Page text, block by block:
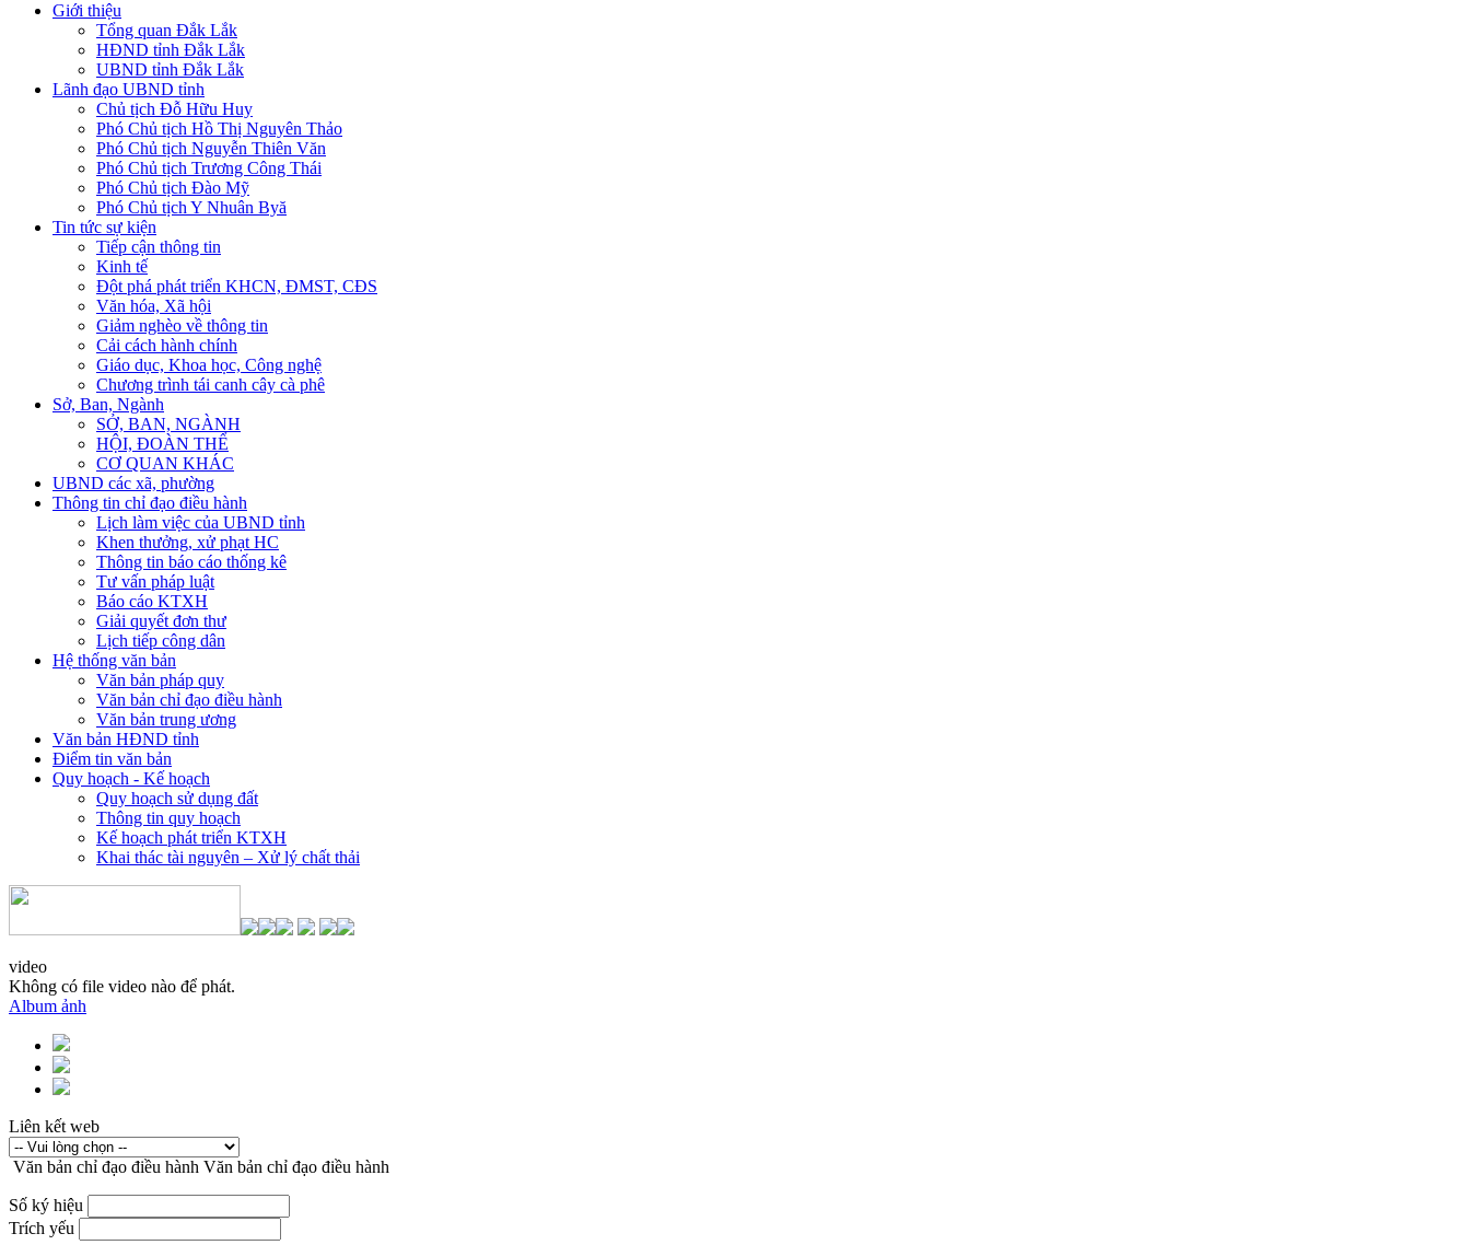
Giới thiệu
Tổng quan Đắk Lắk
HĐND tỉnh Đắk Lắk
UBND tỉnh Đắk Lắk
Lãnh đạo UBND tỉnh
Chủ tịch Đỗ Hữu Huy
Phó Chủ tịch Hồ Thị Nguyên Thảo
Phó Chủ tịch Nguyễn Thiên Văn
Phó Chủ tịch Trương Công Thái
Phó Chủ tịch Đào Mỹ
Phó Chủ tịch Y Nhuân Byă
Tin tức sự kiện
Tiếp cận thông tin
Kinh tế
Đột phá phát triển KHCN, ĐMST, CĐS
Văn hóa, Xã hội
Giảm nghèo về thông tin
Cải cách hành chính
Giáo dục, Khoa học, Công nghệ
Chương trình tái canh cây cà phê
Sở, Ban, Ngành
SỞ, BAN, NGÀNH
HỘI, ĐOÀN THỂ
CƠ QUAN KHÁC
UBND các xã, phường
Thông tin chỉ đạo điều hành
Lịch làm việc của UBND tỉnh
Khen thưởng, xử phạt HC
Thông tin báo cáo thống kê
Tư vấn pháp luật
Báo cáo KTXH
Giải quyết đơn thư
Lịch tiếp công dân
Hệ thống văn bản
Văn bản pháp quy
Văn bản chỉ đạo điều hành
Văn bản trung ương
Văn bản HĐND tỉnh
Điểm tin văn bản
Quy hoạch - Kế hoạch
Quy hoạch sử dụng đất
Thông tin quy hoạch
Kế hoạch phát triển KTXH
Khai thác tài nguyên – Xử lý chất thải
video
Không có file video nào để phát.
Album ảnh
Liên kết web
Văn bản chỉ đạo điều hành Văn bản chỉ đạo điều hành
Số ký hiệu
Trích yếu